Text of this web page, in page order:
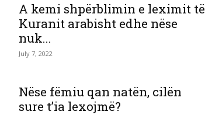
A kemi shpërblimin e leximit të
Kuranit arabisht edhe nëse
nuk...
July 7, 2022
Nëse fëmiu qan natën, cilën
sure t’ia lexojmë?